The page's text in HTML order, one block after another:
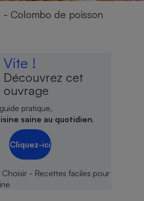
Colombo de poisson
Vite !
Découvrez cet
ouvrage
pratique,
saine au quotidien.
Cliquez-ici